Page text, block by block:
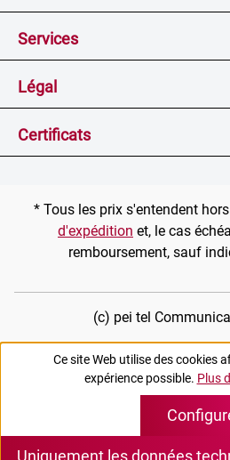
Services
Légal
Certificats
* Tous les prix s'entendent
d'expédition et, le cas
remboursement, sauf
(c) pei tel
Ce site Web utilise des cookies
expérience possible. Plus
Uniquement les données